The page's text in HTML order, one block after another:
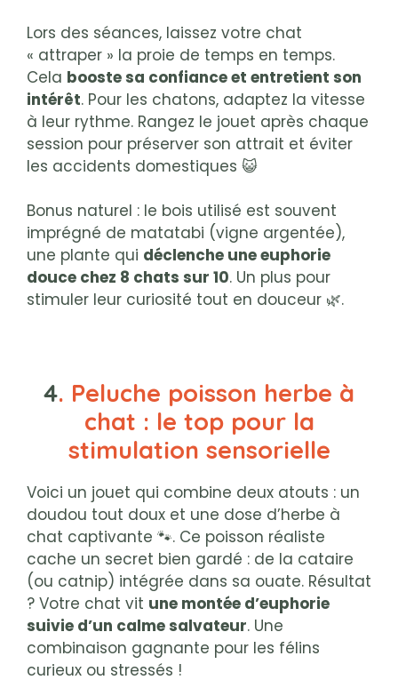
Lors des séances, laissez votre chat
« attraper » la proie de temps en temps.
Cela booste sa confiance et entretient son
intérêt. Pour les chatons, adaptez la vitesse
à leur rythme. Rangez le jouet après chaque
session pour préserver son attrait et éviter
les accidents domestiques 😺
Bonus naturel : le bois utilisé est souvent
imprégné de matatabi (vigne argentée),
une plante qui déclenche une euphorie
douce chez 8 chats sur 10. Un plus pour
stimuler leur curiosité tout en douceur 🌿.
4. Peluche poisson herbe à
chat : le top pour la
stimulation sensorielle
Voici un jouet qui combine deux atouts : un
doudou tout doux et une dose d’herbe à
chat captivante 🐾. Ce poisson réaliste
cache un secret bien gardé : de la cataire
(ou catnip) intégrée dans sa ouate. Résultat
? Votre chat vit une montée d’euphorie
suivie d’un calme salvateur. Une
combinaison gagnante pour les félins
curieux ou stressés !